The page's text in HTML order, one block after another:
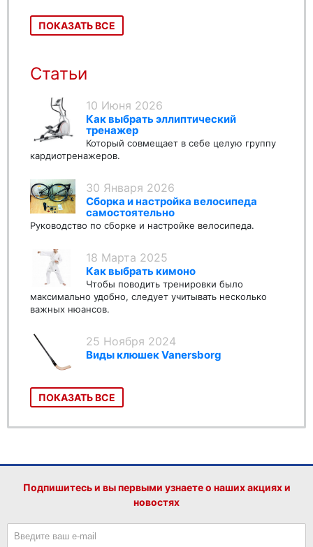
ПОКАЗАТЬ ВСЕ
Статьи
10 Июня 2026
Как выбрать эллиптический
тренажер
Который совмещает в себе целую группу
кардиотренажеров.
30 Января 2026
Сборка и настройка велосипеда
самостоятельно
Руководство по сборке и настройке велосипеда.
18 Марта 2025
Как выбрать кимоно
Чтобы поводить тренировки было
максимально удобно, следует учитывать несколько
важных нюансов.
25 Ноября 2024
Виды клюшек Vanersborg
ПОКАЗАТЬ ВСЕ
Подпишитесь и вы первыми узнаете о наших акциях и
новостях